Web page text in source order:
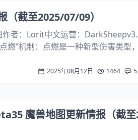
（截至2025/07/09）
者：Lorit中文运营：
燃”机制：点燃是一种新型伤害类型
2025年08月12日 1464 5
魔兽地图更新情报（截